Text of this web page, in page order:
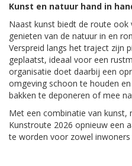
Kunst en natuur hand in
Naast kunst biedt de route
genieten van de natuur in en
Verspreid langs het traject zijn
geplaatst, ideaal voor een
organisatie doet daarbij een
omgeving schoon te houden
bakken te deponeren of mee
Met een combinatie van
Kunstroute 2026 opnieuw een
te worden voor zowel